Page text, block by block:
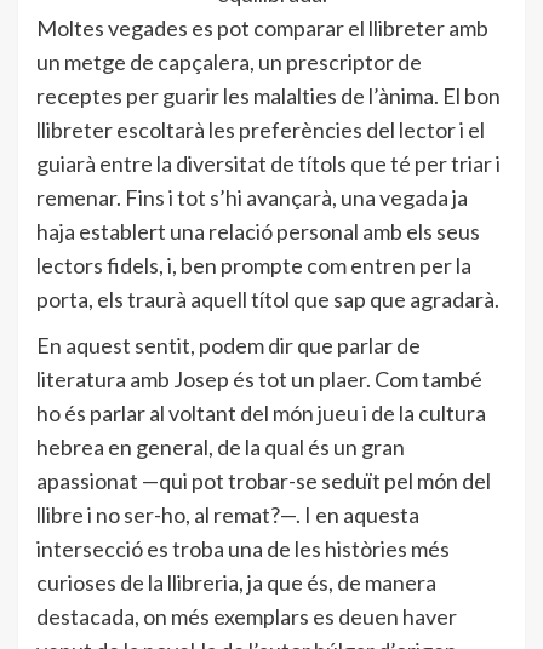
Moltes vegades es pot comparar el llibreter amb
un metge de capçalera, un prescriptor de
receptes per guarir les malalties de l’ànima. El bon
llibreter escoltarà les preferències del lector i el
guiarà entre la diversitat de títols que té per triar i
remenar. Fins i tot s’hi avançarà, una vegada ja
haja establert una relació personal amb els seus
lectors fidels, i, ben prompte com entren per la
porta, els traurà aquell títol que sap que agradarà.
En aquest sentit, podem dir que parlar de
literatura amb Josep és tot un plaer. Com també
ho és parlar al voltant del món jueu i de la cultura
hebrea en general, de la qual és un gran
apassionat —qui pot trobar-se seduït pel món del
llibre i no ser-ho, al remat?—. I en aquesta
intersecció es troba una de les històries més
curioses de la llibreria, ja que és, de manera
destacada, on més exemplars es deuen haver